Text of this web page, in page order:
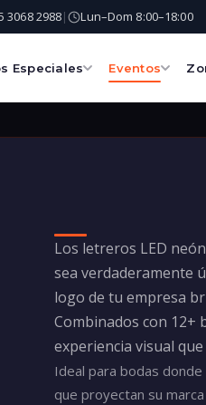
3068 2988| Lun–Dom 8:00–18:00
Especiales Eventos
Los letreros LED
sea verdaderamente
logo de tu empresa
Combinados con 12+
experiencia visual
Ideal para bodas
que proyectan su